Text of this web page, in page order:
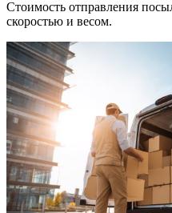
Стоимость отправления
скоростью и весом.